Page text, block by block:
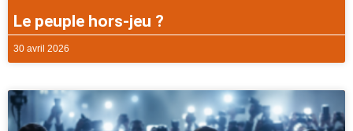
Le peuple hors-jeu ?
30 avril 2026